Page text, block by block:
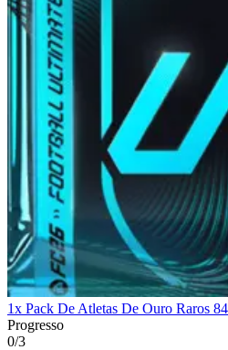
1x Pack De Atletas De Ouro Raros
Progresso
0/3